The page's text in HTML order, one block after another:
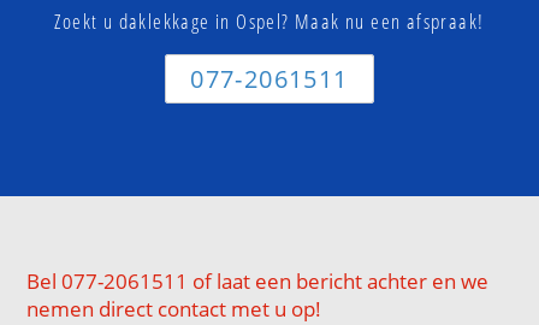
Zoekt u daklekkage in Ospel? Maak nu een afspraak!
077-2061511
Bel 077-2061511 of laat een bericht achter en we
nemen direct contact met u op!